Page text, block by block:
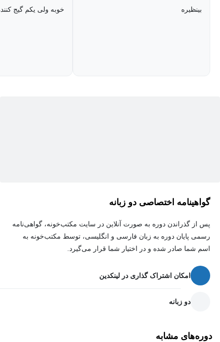
بینظیره خوبه ولی یکم گیج
گواهینامه اختصاصی دو زبانه
پس از گذراندن دوره به صورت آنلاین در سایت مکتب‌خونه، گواهی‌نامه
رسمی پایان دوره به زبان فارسی و انگلیسی، توسط مکتب‌خونه به
اسم شما صادر شده و در اختیار شما قرار می‌گیرد.
امکان اشتراک گذاری در لینکدین
دو زبانه
دوره‌های مشابه